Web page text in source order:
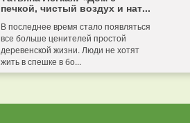
печкой, чистый воздух и нат...
В последнее время стало появляться
все больше ценителей простой
деревенской жизни. Люди не хотят
жить в спешке в бо...